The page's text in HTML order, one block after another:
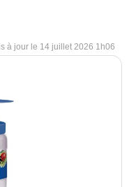
14 juillet 2026 1h06